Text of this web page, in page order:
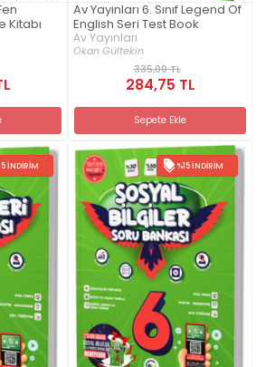
Kitabı
Av Yayınları 6. Sınıf Legend Of
English Seri Test Book
Av Yayınları
Okan Gültekin
335,00 TL
284,75 TL
Sepete Ekle
İNDIRIM %15 İNDIRIM